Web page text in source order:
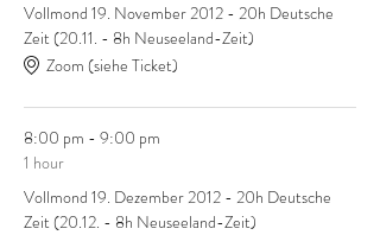
Vollmond 19. November 2012 - 20h Deutsche
Zeit (20.11. - 8h Neuseeland-Zeit)
Zoom (siehe Ticket)
8:00 pm - 9:00 pm
1 hour
Vollmond 19. Dezember 2012 - 20h Deutsche
Zeit (20.12. - 8h Neuseeland-Zeit)